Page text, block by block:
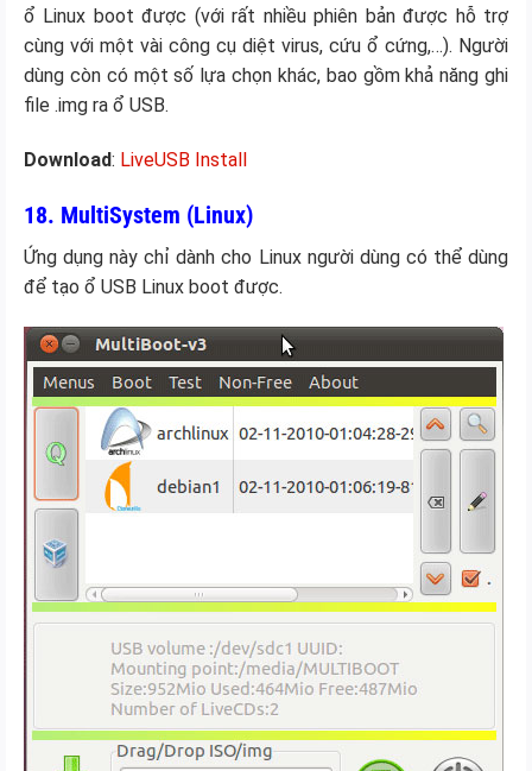
ổ Linux boot được (với rất nhiều phiên bản được hỗ trợ
cùng với một vài công cụ diệt virus, cứu ổ cứng,…). Người
dùng còn có một số lựa chọn khác, bao gồm khả năng ghi
file .img ra ổ USB.
Download: LiveUSB Install
18. MultiSystem (Linux)
Ứng dụng này chỉ dành cho Linux người dùng có thể dùng
để tạo ổ USB Linux boot được.